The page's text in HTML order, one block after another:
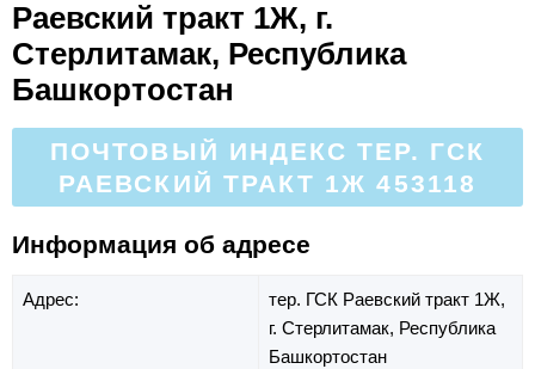
Раевский тракт 1Ж, г.
Стерлитамак, Республика
Башкортостан
ПОЧТОВЫЙ ИНДЕКС ТЕР. ГСК
РАЕВСКИЙ ТРАКТ 1Ж 453118
Информация об адресе
Адрес:
тер. ГСК Раевский тракт 1Ж,
г. Стерлитамак, Республика
Башкортостан